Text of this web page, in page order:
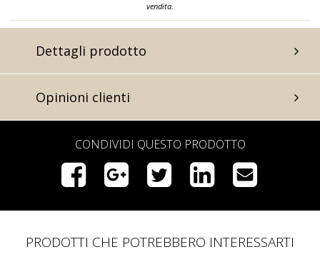
vendita.
Dettagli prodotto
Opinioni clienti
CONDIVIDI QUESTO PRODOTTO
PRODOTTI CHE POTREBBERO INTERESSARTI